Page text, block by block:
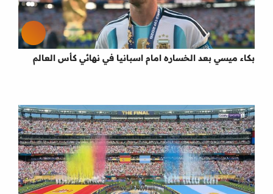
بكاء ميسي بعد الخساره امام اسبانيا في نهائي كأس العالم